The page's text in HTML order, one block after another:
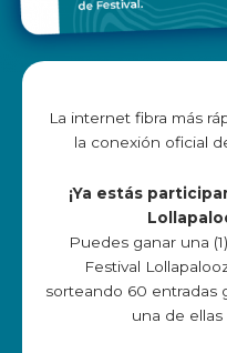
La internet fibra más
la conexión oficial
¡Ya estás
Puedes ganar una
Festival
sorteando 60 entradas
una de ellas